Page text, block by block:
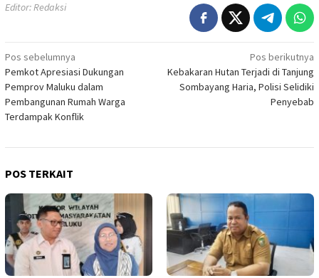
Editor: Redaksi
Navigasi
pos
Pos sebelumnya
Pemkot Apresiasi Dukungan
Pemprov Maluku dalam
Pembangunan Rumah Warga
Terdampak Konflik
Pos berikutnya
Kebakaran Hutan Terjadi di Tanjung
Sombayang Haria, Polisi Selidiki
Penyebab
POS TERKAIT